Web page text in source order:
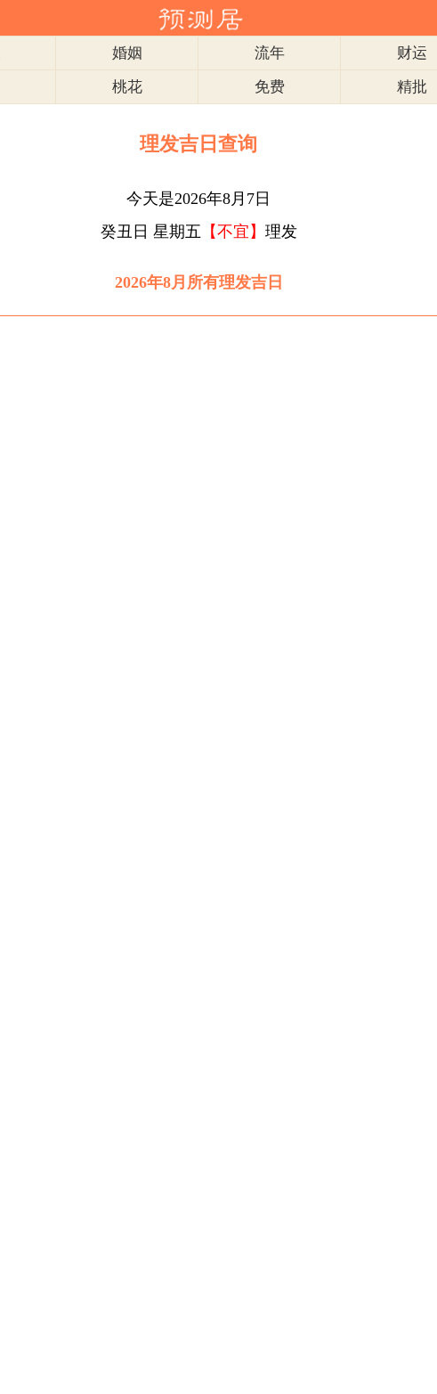
婚姻 流年 财运
桃花 免费 精批
理发吉日查询
今天是2026年8月7日
癸丑日 星期五 【不宜】 理发
2026年8月所有理发吉日